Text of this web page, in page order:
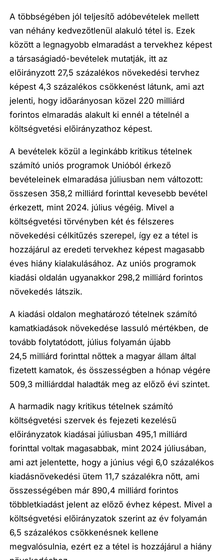
A többségében jól teljesítő adóbevételek mellett
van néhány kedvezőtlenül alakuló tétel is. Ezek
között a legnagyobb elmaradást a tervekhez képest
a társaságiadó-bevételek mutatják, itt az
előirányzott 27,5 százalékos növekedési tervhez
képest 4,3 százalékos csökkenést látunk, ami azt
jelenti, hogy időarányosan közel 220 milliárd
forintos elmaradás alakult ki ennél a tételnél a
költségvetési előirányzathoz képest.
A bevételek közül a leginkább kritikus tételnek
számító uniós programok Unióból érkező
bevételeinek elmaradása júliusban nem változott:
összesen 358,2 milliárd forinttal kevesebb bevétel
érkezett, mint 2024. július végéig. Mivel a
költségvetési törvényben két és félszeres
növekedési célkitűzés szerepel, így ez a tétel is
hozzájárul az eredeti tervekhez képest magasabb
éves hiány kialakulásához. Az uniós programok
kiadási oldalán ugyanakkor 298,2 milliárd forintos
növekedés látszik.
A kiadási oldalon meghatározó tételnek számító
kamatkiadások növekedése lassuló mértékben, de
tovább folytatódott, július folyamán újabb
24,5 milliárd forinttal nőttek a magyar állam által
fizetett kamatok, és összességben a hónap végére
509,3 milliárddal haladták meg az előző évi szintet.
A harmadik nagy kritikus tételnek számító
költségvetési szervek és fejezeti kezelésű
előirányzatok kiadásai júliusban 495,1 milliárd
forinttal voltak magasabbak, mint 2024 júliusában,
ami azt jelentette, hogy a június végi 6,0 százalékos
kiadásnövekedési ütem 11,7 százalékra nőtt, ami
összességében már 890,4 milliárd forintos
többletkiadást jelent az előző évhez képest. Mivel a
költségvetési előirányzatok szerint az év folyamán
6,5 százalékos csökkenésnek kellene
megvalósulnia, ezért ez a tétel is hozzájárul a hiány